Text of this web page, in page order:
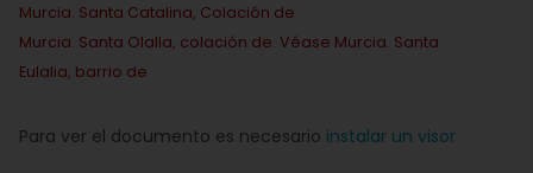
Para ver el documento es necesario instalar un visor
Murcia. Santa Catalina, Colación de
Murcia. Santa Olalla, colación de. Véase Murcia. Santa
Eulalia, barrio de